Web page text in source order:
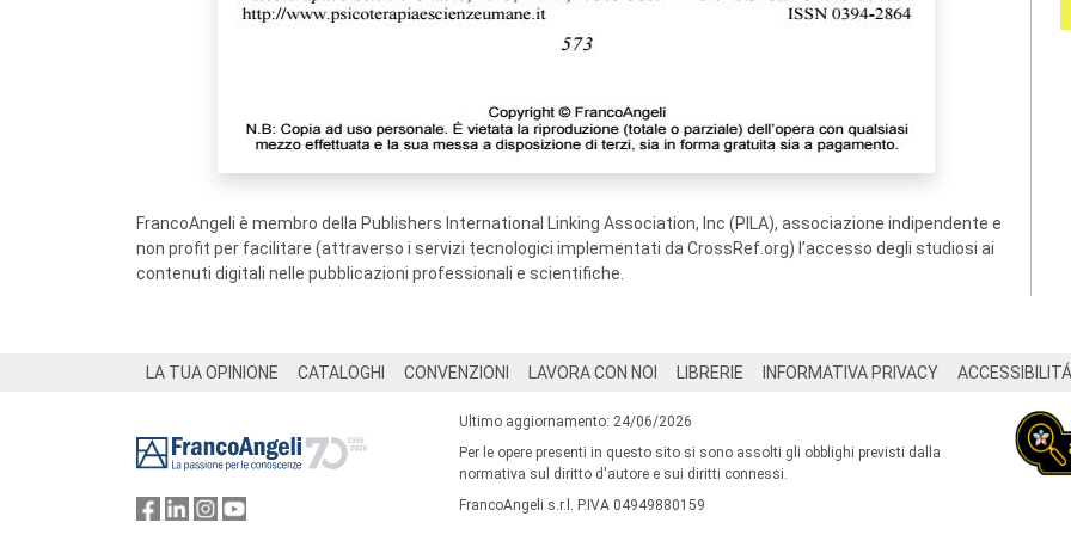
FrancoAngeli è membro della Publishers International Linking Association, Inc (PILA), associazione indipendente e
non profit per facilitare (attraverso i servizi tecnologici implementati da CrossRef.org) l’accesso degli studiosi ai
contenuti digitali nelle pubblicazioni professionali e scientifiche.
LA TUA OPINIONE CATALOGHI CONVENZIONI LAVORA CON NOI LIBRERIE INFORMATIVA PRIVACY ACCESSIBILITÁ
Ultimo aggiornamento: 24/06/2026
Per le opere presenti in questo sito si sono assolti gli obblighi previsti dalla
normativa sul diritto d'autore e sui diritti connessi.
FrancoAngeli s.r.l. P.IVA 04949880159